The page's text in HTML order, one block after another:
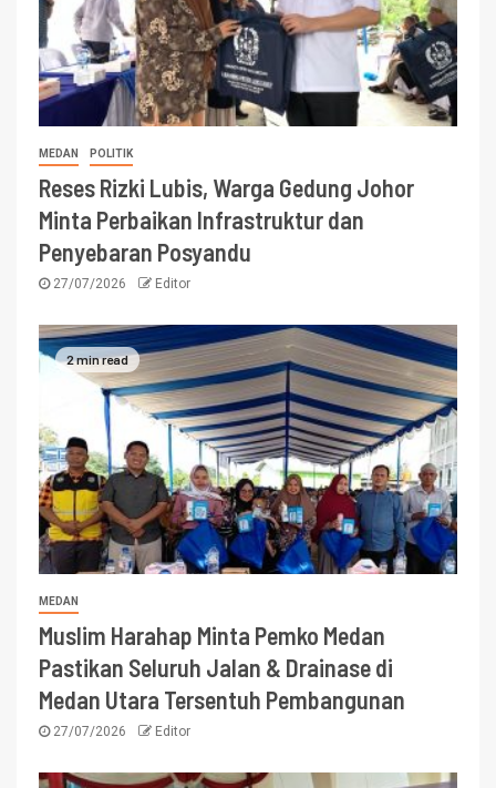
MEDAN POLITIK
Reses Rizki Lubis, Warga Gedung Johor
Minta Perbaikan Infrastruktur dan
Penyebaran Posyandu
27/07/2026 Editor
2 min read
MEDAN
Muslim Harahap Minta Pemko Medan
Pastikan Seluruh Jalan & Drainase di
Medan Utara Tersentuh Pembangunan
27/07/2026 Editor